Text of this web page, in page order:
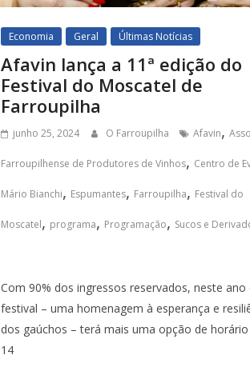
Economia Geral Últimas Notícias
Afavin lança a 11ª edição do
Festival do Moscatel de
Farroupilha
junho 25, 2024 O Farroupilha Afavin,
Farroupilhense de Produtores de Vinhos, Centro de
Mário Bianchi, Espumantes, Farroupilha, Festival do
Moscatel, programa, Programação, Sucos e
Com 90% dos ingressos reservados, neste ano
festival – uma homenagem à esperança e
dos gaúchos – terá mais uma opção de
14